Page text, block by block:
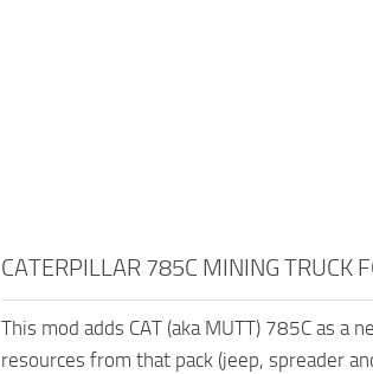
CATERPILLAR 785C MINING TRUCK
This mod adds CAT (aka MUTT) 785C as a
resources from that pack (jeep, spreader